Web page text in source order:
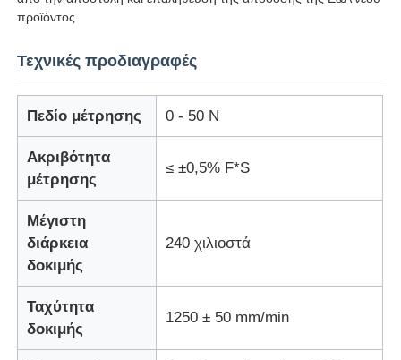
λαστιχένιος εξοπλισμός δοκιμής
Εξοπλισμός δοκιμής υποδημάτων
Εξοπλισμός δοκιμής δομικών υλικών
Εξοπλισμός δοκιμής συσκευασίας
προϊόντος.
Τεχνικές προδιαγραφές
Πεδίο μέτρησης 0 - 50 N
Ακριβότητα
μέτρησης
≤ ±0,5% F*S
Μέγιστη
διάρκεια
δοκιμής
240 χιλιοστά
Ταχύτητα
δοκιμής
1250 ± 50 mm/min